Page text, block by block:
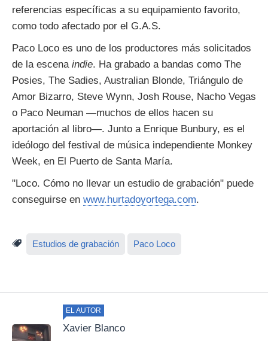
referencias específicas a su equipamiento favorito,
como todo afectado por el G.A.S.
Paco Loco es uno de los productores más solicitados
de la escena indie. Ha grabado a bandas como The
Posies, The Sadies, Australian Blonde, Triángulo de
Amor Bizarro, Steve Wynn, Josh Rouse, Nacho Vegas
o Paco Neuman —muchos de ellos hacen su
aportación al libro—. Junto a Enrique Bunbury, es el
ideólogo del festival de música independiente Monkey
Week, en El Puerto de Santa María.
"Loco. Cómo no llevar un estudio de grabación" puede
conseguirse en www.hurtadoyortega.com.
Estudios de grabación Paco Loco
EL AUTOR
Xavier Blanco